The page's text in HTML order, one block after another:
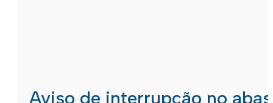
Aviso de interrupção no